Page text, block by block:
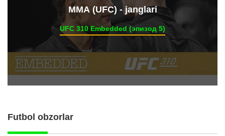
ММА (UFC) - janglari
UFC 310 Embedded (эпизод 5)
Futbol obzorlar